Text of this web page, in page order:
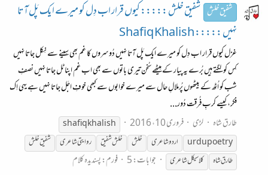
شفیق خلش شفیق خلش ::::: کیوں قرار اب دِل کو میرے ایک پَل آتا
نہیں ::::: Shafiq Khalish
غزل کیوں قرار اب دِل کو میرے ایک پَل آتا نہیں دُوسروں کا غم بھی سِینے سے نِکل جاتا نہیں
کِس کو لگتے ہیں بُرے یہ پیار کے مِیٹھے سُخن تیری باتوں سے بھی اب غم اپنا ٹل جاتا نہیں نصفِ
شب کو اُٹھ کے بیٹھوں پُرملالِ حال سے میرے خوابوں سے کبھی خوفِ اجَل جاتا نہیں ہے یہی اِک
فکر، کیسے کربِ فُرقت دُور...
طارق شاہ
لڑی فروری 10، 2016
shafiq khalish
urdupoetry
اردو شاعری خلش خلش شفیق روایتی شاعری
شفیق خلش
طارق شاہ
کلاسیکل شاعری جوابات: 5 فورم:پسندیدہ کلام